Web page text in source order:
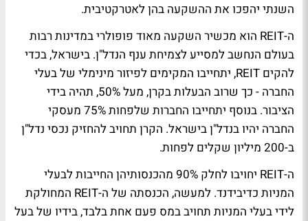
השנתי יהפכו את ההשקעה בהן לאטרקטיבית.
ה-REIT הוא מכשיר השקעה מאוד פופולרי במדינות רבות
בעולם הנחשב למסייע לצמיחת ענף הנדל"ן. בישראל, בכדי
להקים REIT, יתחייבו המקימים לפיזור מינימלי של בעלי
החברה - כך שרוב הבעלות בקרן, מעל 50%, תהיה בידי
הציבור. בנוסף יתחייבו החברות שלפחות 75% מעסקי
החברה יהיו בנדל"ן בישראל. הקרן תחויב להחזיק נכסי נדל"ן
ב-200 מיליון שקלים לפחות.
ה-REIT יחויבו לחלק 90% מהכנסותיהן החייבות לבעלי
המניות כדיבידנד. למעשה, הכנסתה של ה-REIT המחולקת
לידי בעלי המניות תחויב במס פעם אחת בלבד, בידיו של בעל